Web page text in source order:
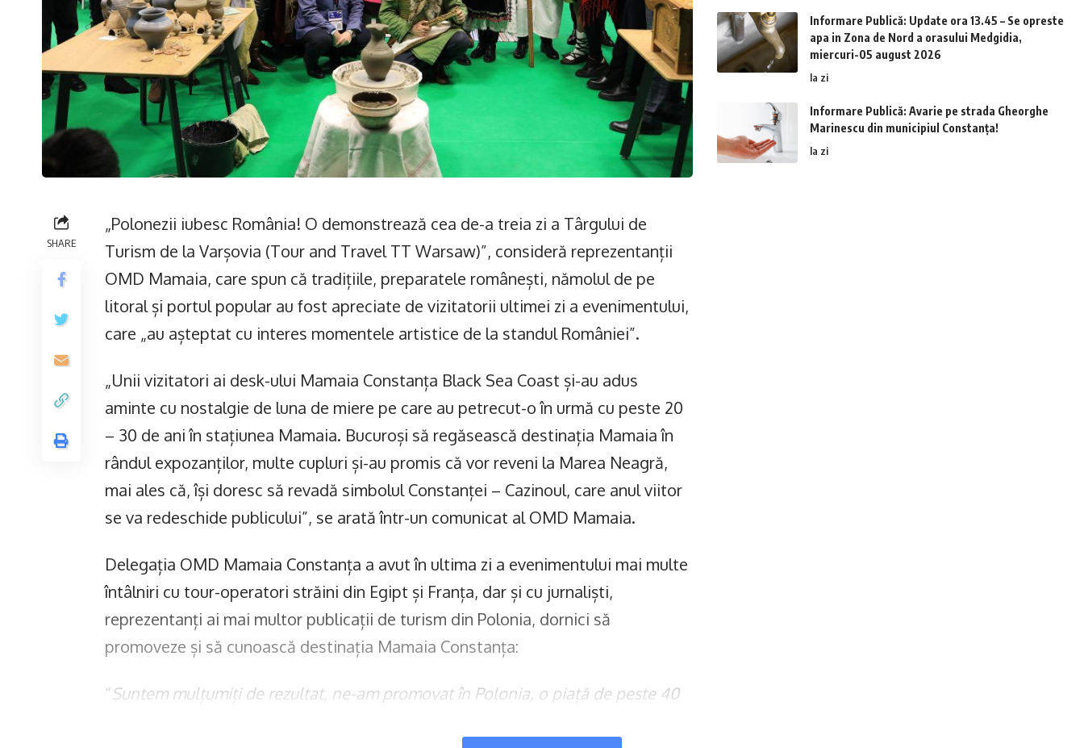
SHARE
„Polonezii iubesc România! O demonstrează cea de-a treia zi a Târgului de
Turism de la Varșovia (Tour and Travel TT Warsaw)”, consideră reprezentanții
OMD Mamaia, care spun că tradițiile, preparatele românești, nămolul de pe
litoral și portul popular au fost apreciate de vizitatorii ultimei zi a evenimentului,
care „au așteptat cu interes momentele artistice de la standul României”.
„Unii vizitatori ai desk-ului Mamaia Constanța Black Sea Coast și-au adus
aminte cu nostalgie de luna de miere pe care au petrecut-o în urmă cu peste 20
– 30 de ani în stațiunea Mamaia. Bucuroși să regăsească destinația Mamaia în
rândul expozanților, multe cupluri și-au promis că vor reveni la Marea Neagră,
mai ales că, își doresc să revadă simbolul Constanței – Cazinoul, care anul viitor
se va redeschide publicului”, se arată într-un comunicat al OMD Mamaia.
Delegația OMD Mamaia Constanța a avut în ultima zi a evenimentului mai multe
întâlniri cu tour-operatori străini din Egipt și Franța, dar și cu jurnaliști,
reprezentanți ai mai multor publicații de turism din Polonia, dornici să
promoveze și să cunoască destinația Mamaia Constanța:
“Suntem mulțumiți de rezultat, ne-am promovat în Polonia, o piață de peste 40
Informare Publică: Update ora 13.45 – Se opreste
apa in Zona de Nord a orasului Medgidia,
miercuri-05 august 2026
la zi
Informare Publică: Avarie pe strada Gheorghe
Marinescu din municipiul Constanța!
la zi